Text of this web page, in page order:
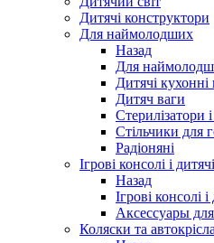
Дитячі конструктори
Для наймолодших
Назад
Для
Дитячі
Дитяч ваги
Стерилізатори і
Стільчики для
Радіоняні
Ігрові консолі і
Назад
Ігрові консолі
Аксессуары
Коляски та автокрісла